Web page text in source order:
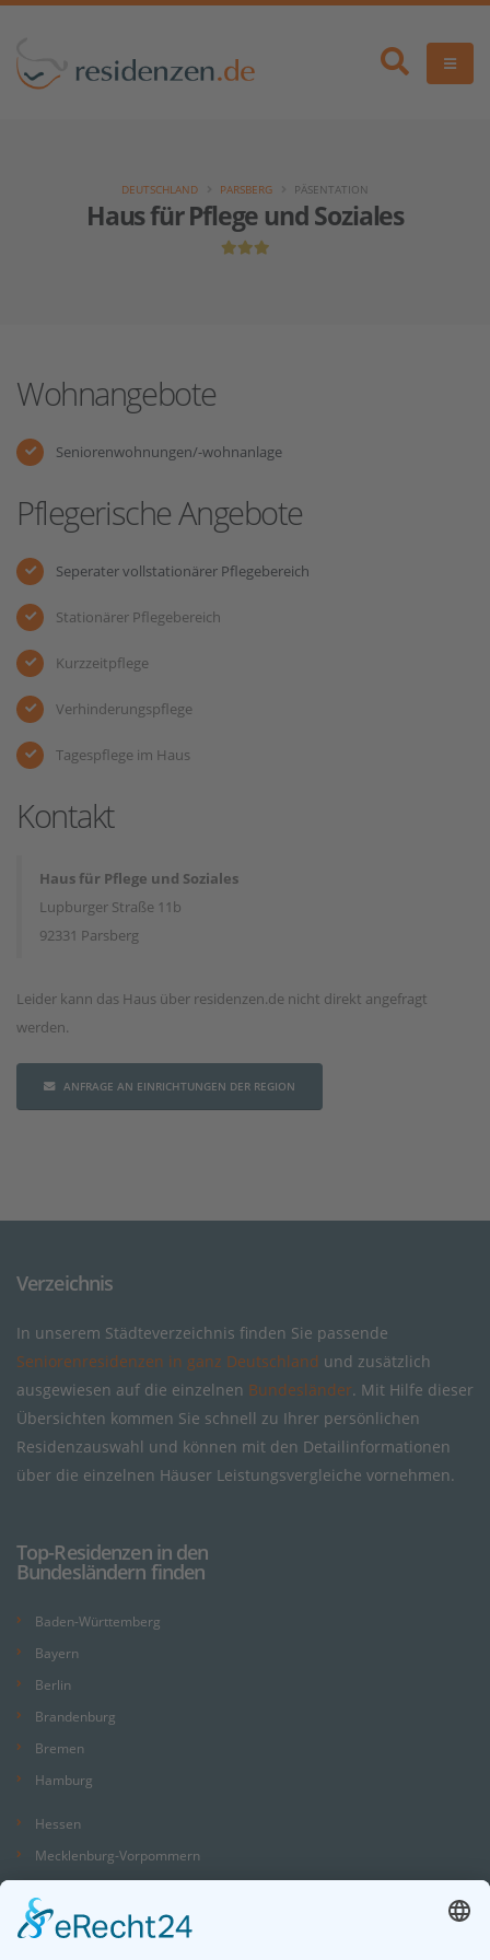
Haus für Pflege und Soziales
DEUTSCHLAND PARSBERG PÄSENTATION
Wohnangebote
Seniorenwohnungen/-wohnanlage
Pflegerische Angebote
Seperater vollstationärer Pflegebereich
Stationärer Pflegebereich
Kurzzeitpflege
Verhinderungspflege
Tagespflege im Haus
Kontakt
Haus für Pflege und Soziales
Lupburger Straße 11b
92331 Parsberg
Leider kann das Haus über residenzen.de nicht direkt angefragt
werden.
ANFRAGE AN EINRICHTUNGEN DER REGION
Verzeichnis
In unserem Städteverzeichnis finden Sie passende
Seniorenresidenzen in ganz Deutschland und zusätzlich
ausgewiesen auf die einzelnen Bundesländer. Mit Hilfe dieser
Übersichten kommen Sie schnell zu Ihrer persönlichen
Residenzauswahl und können mit den Detailinformationen
über die einzelnen Häuser Leistungsvergleiche vornehmen.
Top-Residenzen in den
Bundesländern finden
Baden-Württemberg
Bayern
Berlin
Brandenburg
Bremen
Hamburg
Hessen
Mecklenburg-Vorpommern
Niedersachsen
Nordrhein-Westfalen